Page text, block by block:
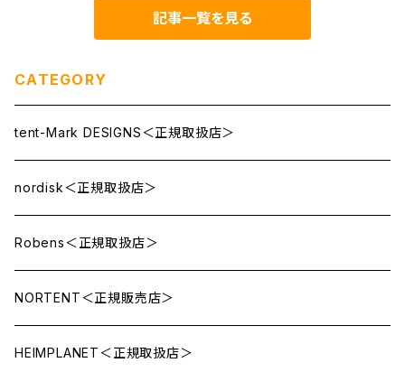
記事一覧を見る
CATEGORY
tent-Mark DESIGNS＜正規取扱店＞
nordisk＜正規取扱店＞
Robens＜正規取扱店＞
NORTENT＜正規販売店＞
HEIMPLANET＜正規取扱店＞